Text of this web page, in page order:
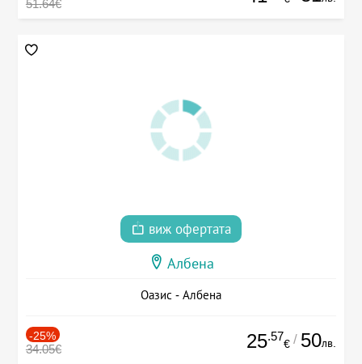
51.64€
виж офертата
Албена
Оазис - Албена
-25%
34.05€ 25.57
€ / 50лв.